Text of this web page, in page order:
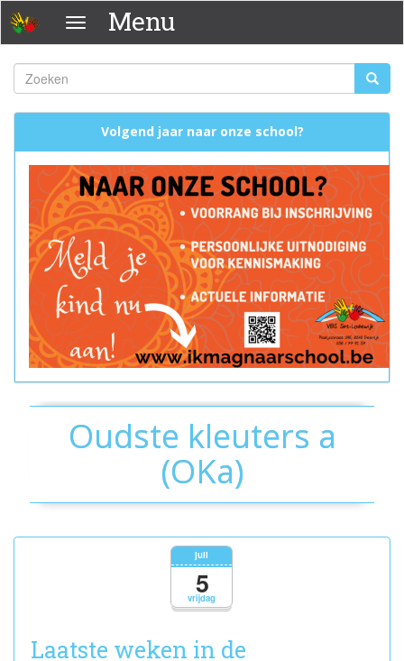
Overslaan
en
naar
de
inhoud
gaan
Menu Menu
Zoekveld
Zoeken
Volgend jaar naar onze school?
Oudste kleuters a
(OKa)
vrijdag
juli
5
Laatste weken in de